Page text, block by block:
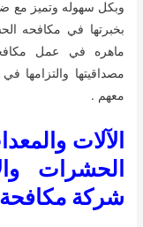
وبكل سهوله وتميز مع
بخبرتها في مكافحه
ماهره في عمل
مصداقيتها والتزامها
معهم .
الآلات
الحشرات
شركة مكافحة